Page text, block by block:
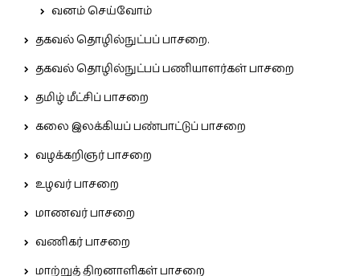
வனம் செய்வோம்
தகவல் தொழில்நுட்பப் பாசறை.
தகவல் தொழில்நுட்பப் பணியாளர்கள் பாசறை
தமிழ் மீட்சிப் பாசறை
கலை இலக்கியப் பண்பாட்டுப் பாசறை
வழக்கறிஞர் பாசறை
உழவர் பாசறை
மாணவர் பாசறை
வணிகர் பாசறை
மாற்றுத் திறனாளிகள் பாசறை